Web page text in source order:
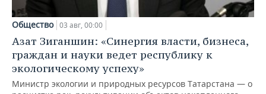
Общество 03 авг, 00:00
Азат Зиганшин: «Синергия власти, бизнеса,
граждан и науки ведет республику к
экологическому успеху»
Министр экологии и природных ресурсов Татарстана — о